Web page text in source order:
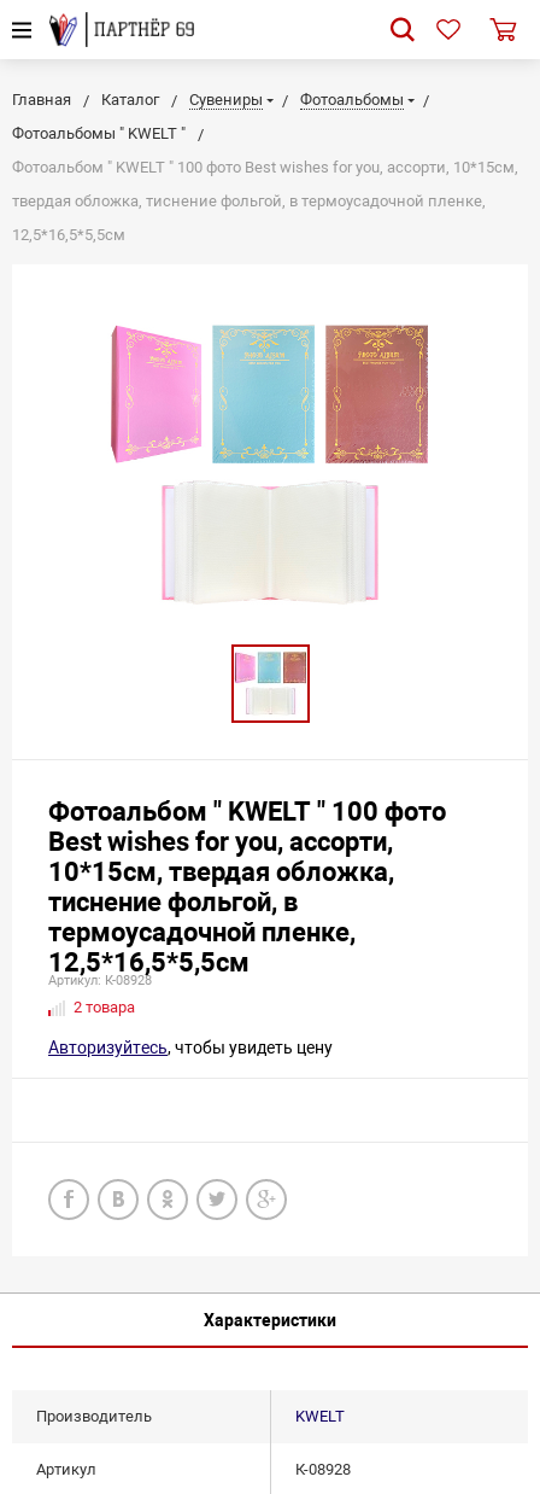
Главная Каталог Сувениры
Фотоальбомы
Фотоальбомы " KWELT "
Фотоальбом " KWELT " 100 фото Best wishes for you, ассорти, 10*15см,
твердая обложка, тиснение фольгой, в термоусадочной пленке,
12,5*16,5*5,5см
Фотоальбом " KWELT " 100 фото
Best wishes for you, ассорти,
10*15см, твердая обложка,
тиснение фольгой, в
термоусадочной пленке,
12,5*16,5*5,5см
Артикул: К-08928
2 товара
Авторизуйтесь, чтобы увидеть цену
Характеристики
Производитель KWELT
Артикул К-08928